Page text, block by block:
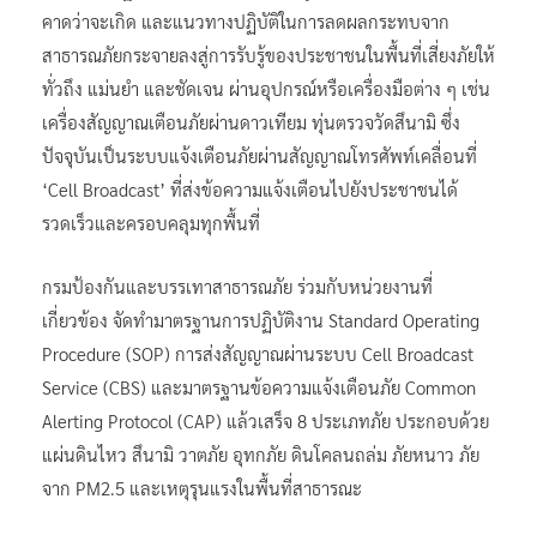
คาดว่าจะเกิด และแนวทางปฏิบัติในการลดผลกระทบจาก
สาธารณภัยกระจายลงสู่การรับรู้ของประชาชนในพื้นที่เสี่ยงภัยให้
ทั่วถึง แม่นยำ และชัดเจน ผ่านอุปกรณ์หรือเครื่องมือต่าง ๆ เช่น
เครื่องสัญญาณเตือนภัยผ่านดาวเทียม ทุ่นตรวจวัดสึนามิ ซึ่ง
ปัจจุบันเป็นระบบแจ้งเตือนภัยผ่านสัญญาณโทรศัพท์เคลื่อนที่
‘Cell Broadcast’ ที่ส่งข้อความแจ้งเตือนไปยังประชาชนได้
รวดเร็วและครอบคลุมทุกพื้นที่
กรมป้องกันและบรรเทาสาธารณภัย ร่วมกับหน่วยงานที่
เกี่ยวข้อง จัดทำมาตรฐานการปฏิบัติงาน Standard Operating
Procedure (SOP) การส่งสัญญาณผ่านระบบ Cell Broadcast
Service (CBS) และมาตรฐานข้อความแจ้งเตือนภัย Common
Alerting Protocol (CAP) แล้วเสร็จ 8 ประเภทภัย ประกอบด้วย
แผ่นดินไหว สึนามิ วาตภัย อุทกภัย ดินโคลนถล่ม ภัยหนาว ภัย
จาก PM2.5 และเหตุรุนแรงในพื้นที่สาธารณะ